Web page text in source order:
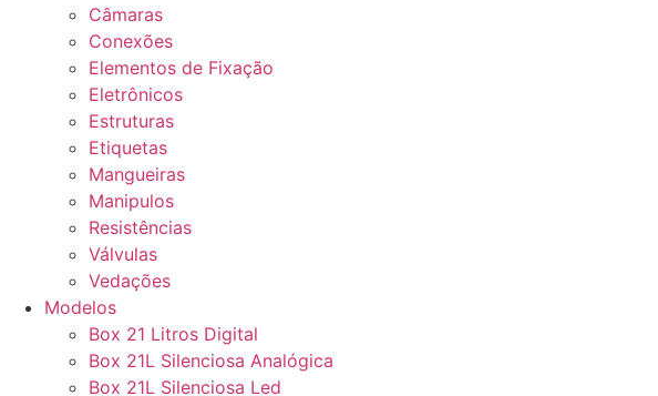
Câmaras
Conexões
Elementos de Fixação
Eletrônicos
Estruturas
Etiquetas
Mangueiras
Manipulos
Resistências
Válvulas
Vedações
Modelos
Box 21 Litros Digital
Box 21L Silenciosa Analógica
Box 21L Silenciosa Led